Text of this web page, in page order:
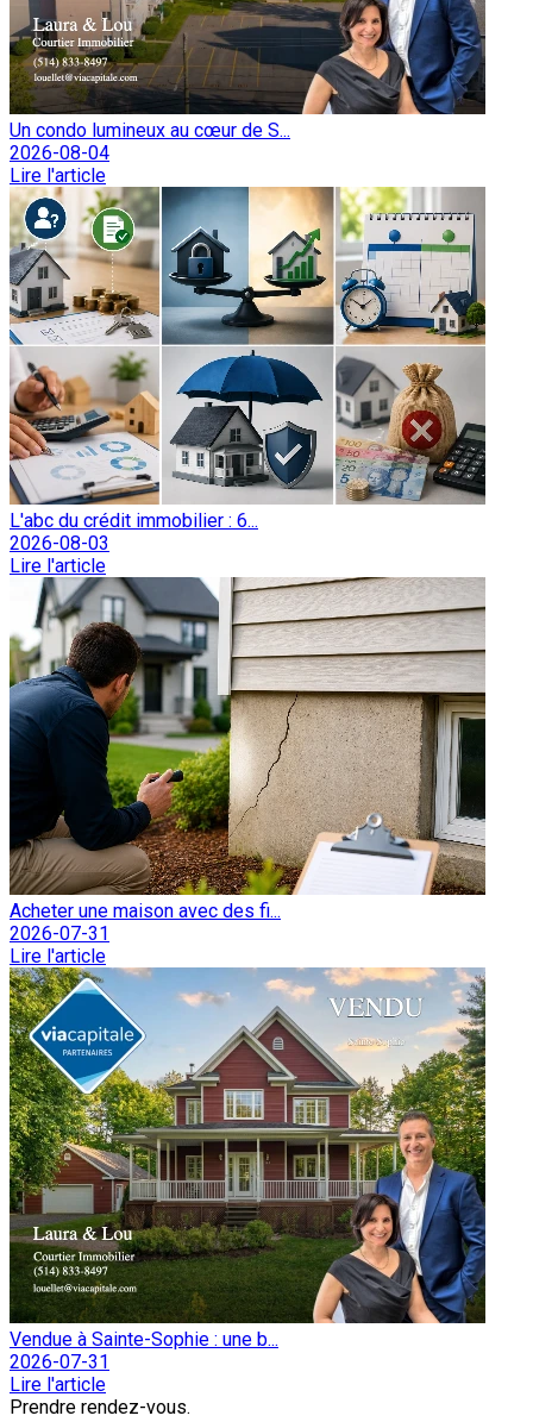
Un condo lumineux au cœur de S...
2026-08-04
Lire l'article
L'abc du crédit immobilier : 6...
2026-08-03
Lire l'article
Acheter une maison avec des fi...
2026-07-31
Lire l'article
Vendue à Sainte-Sophie : une b...
2026-07-31
Lire l'article
Prendre rendez-vous.